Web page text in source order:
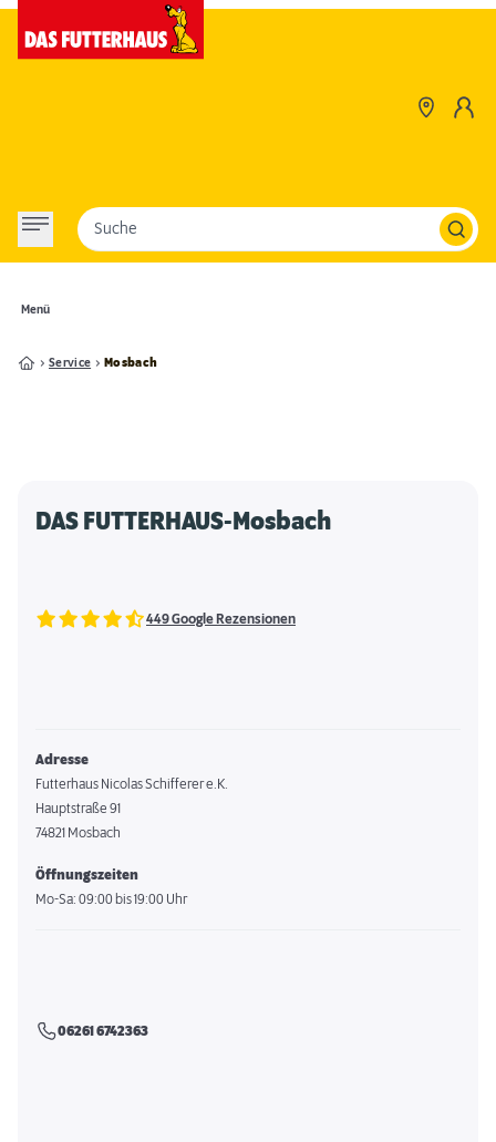
Menü
Suche
Service Mosbach
DAS FUTTERHAUS-Mosbach
449 Google Rezensionen
Adresse
Futterhaus Nicolas Schifferer e.K.
Hauptstraße 91
74821 Mosbach
Öffnungszeiten
Mo-Sa: 09:00 bis 19:00 Uhr
06261 6742363